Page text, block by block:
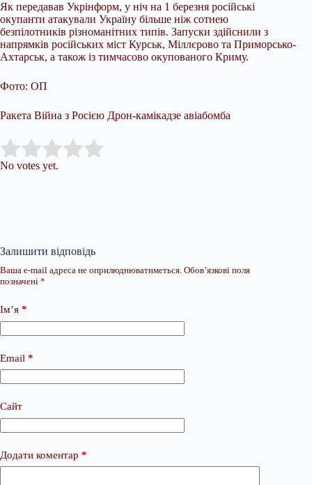
Як передавав Укрінформ, у ніч на 1 березня російські
окупанти атакували Україну більше ніж сотнею
безпілотників різноманітних типів. Запуски здійснили з
напрямків російських міст Курськ, Міллєрово та Приморсько-
Ахтарськ, а також із тимчасово окупованого Криму.
Фото: ОП
Ракета Війна з Росією Дрон-камікадзе авіабомба
Rate this item:
No votes yet.
Залишити відповідь
Ваша e-mail адреса не оприлюднюватиметься. Обов’язкові поля
позначені *
Ім’я *
Email *
Сайт
Додати коментар *